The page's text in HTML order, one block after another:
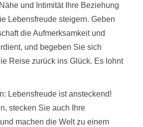
und Intimität Ihre Beziehung
Lebensfreude steigern. Geben
die Aufmerksamkeit und
und begeben Sie sich
Reise zurück ins Glück. Es lohnt
Lebensfreude ist ansteckend!
stecken Sie auch Ihre
machen die Welt zu einem